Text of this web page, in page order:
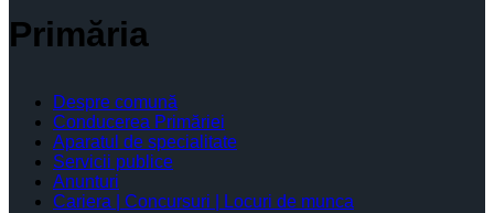
Primăria
Despre comună
Conducerea Primăriei
Aparatul de specialitate
Servicii publice
Anunturi
Cariera | Concursuri | Locuri de munca